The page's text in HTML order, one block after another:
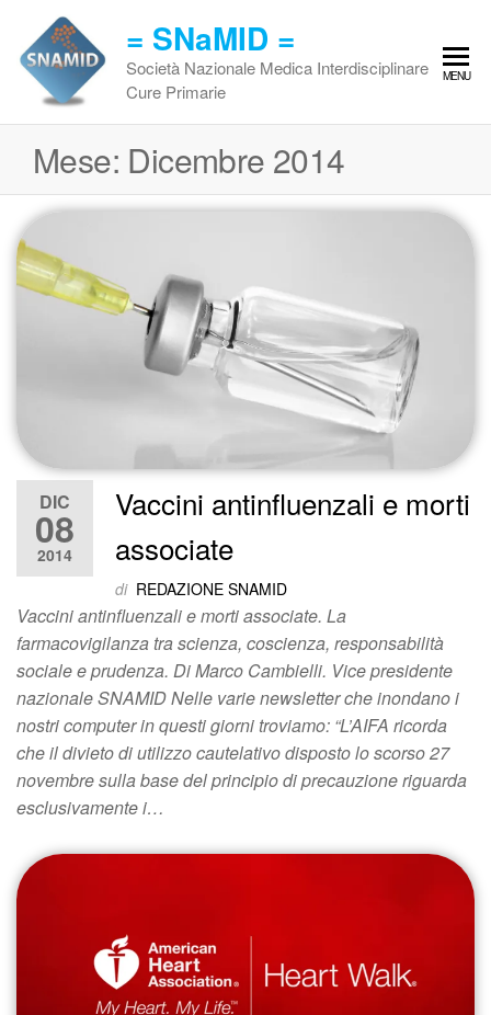
contenuto
= SNaMID =
Società Nazionale Medica Interdisciplinare
Cure Primarie
MENU
Mese: Dicembre 2014
DIC
08
2014
Vaccini antinfluenzali e morti
associate
di REDAZIONE SNAMID
Vaccini antinfluenzali e morti associate. La
farmacovigilanza tra scienza, coscienza, responsabilità
sociale e prudenza. Di Marco Cambielli. Vice presidente
nazionale SNAMID Nelle varie newsletter che inondano i
nostri computer in questi giorni troviamo: “L’AIFA ricorda
che il divieto di utilizzo cautelativo disposto lo scorso 27
novembre sulla base del principio di precauzione riguarda
esclusivamente i…